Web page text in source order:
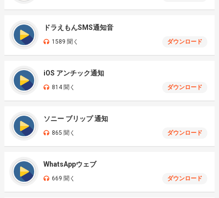
ドラえもんSMS通知音
1589 聞く ダウンロード
iOS アンチック通知
814 聞く ダウンロード
ソニー ブリップ 通知
865 聞く ダウンロード
WhatsAppウェブ
669 聞く ダウンロード